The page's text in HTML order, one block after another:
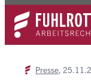
Zum
Inhalt
springen
Kontakt
Presse